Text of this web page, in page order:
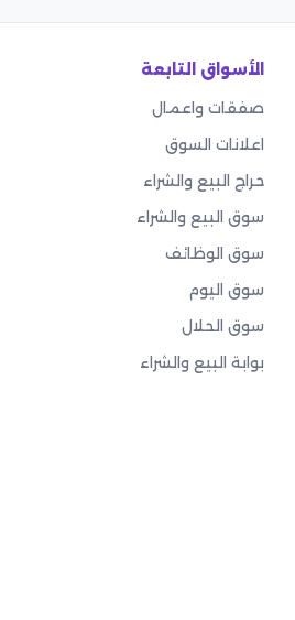
الأسواق التابعة
صفقات واعمال
اعلانات السوق
حراج البيع والشراء
سوق البيع والشراء
سوق الوظائف
سوق اليوم
سوق الحلال
بوابة البيع والشراء